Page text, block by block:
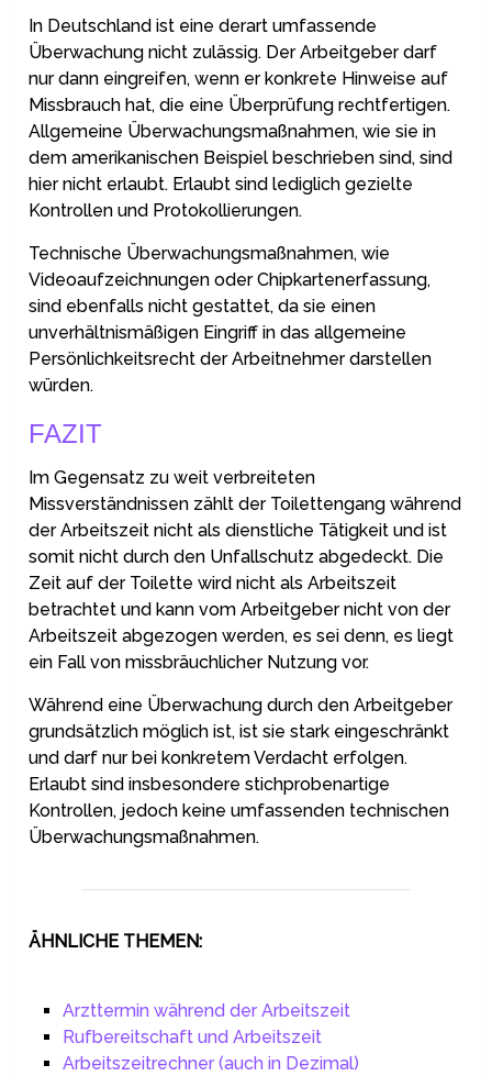
In Deutschland ist eine derart umfassende
Überwachung nicht zulässig. Der Arbeitgeber darf
nur dann eingreifen, wenn er konkrete Hinweise auf
Missbrauch hat, die eine Überprüfung rechtfertigen.
Allgemeine Überwachungsmaßnahmen, wie sie in
dem amerikanischen Beispiel beschrieben sind, sind
hier nicht erlaubt. Erlaubt sind lediglich gezielte
Kontrollen und Protokollierungen.
Technische Überwachungsmaßnahmen, wie
Videoaufzeichnungen oder Chipkartenerfassung,
sind ebenfalls nicht gestattet, da sie einen
unverhältnismäßigen Eingriff in das allgemeine
Persönlichkeitsrecht der Arbeitnehmer darstellen
würden.
FAZIT
Im Gegensatz zu weit verbreiteten
Missverständnissen zählt der Toilettengang während
der Arbeitszeit nicht als dienstliche Tätigkeit und ist
somit nicht durch den Unfallschutz abgedeckt. Die
Zeit auf der Toilette wird nicht als Arbeitszeit
betrachtet und kann vom Arbeitgeber nicht von der
Arbeitszeit abgezogen werden, es sei denn, es liegt
ein Fall von missbräuchlicher Nutzung vor.
Während eine Überwachung durch den Arbeitgeber
grundsätzlich möglich ist, ist sie stark eingeschränkt
und darf nur bei konkretem Verdacht erfolgen.
Erlaubt sind insbesondere stichprobenartige
Kontrollen, jedoch keine umfassenden technischen
Überwachungsmaßnahmen.
ÄHNLICHE THEMEN:
Arzttermin während der Arbeitszeit
Rufbereitschaft und Arbeitszeit
Arbeitszeitrechner (auch in Dezimal)